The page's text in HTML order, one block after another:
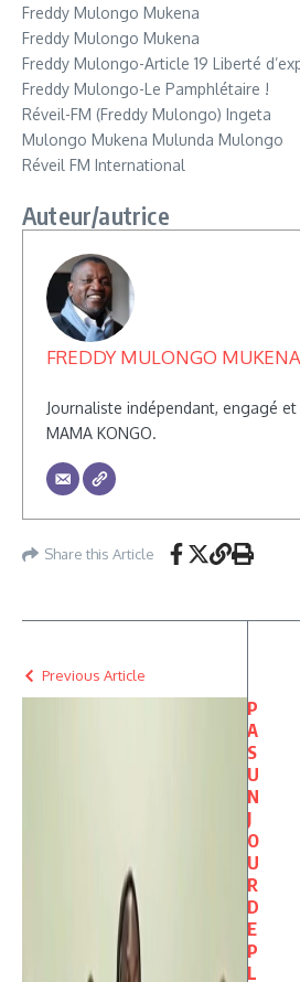
Freddy Mulongo Mukena
Freddy Mulongo Mukena
Freddy Mulongo-Article 19 Liberté
Freddy Mulongo-Le Pamphlétaire !
Réveil-FM (Freddy Mulongo) Ingeta
Mulongo Mukena Mulunda Mulongo
Réveil FM International
Auteur/autrice
FREDDY MULONGO
Journaliste indépendant, engagé
MAMA KONGO.
Share this Article
Previous Article
P
A
S
U
N
J
O
U
R
D
E
P
L